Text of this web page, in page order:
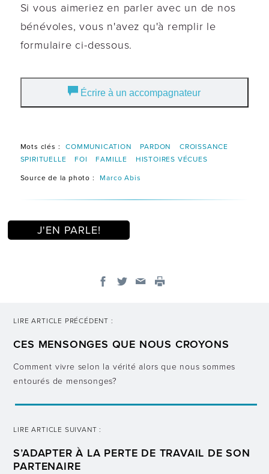
Si vous aimeriez en parler avec un de nos
bénévoles, vous n'avez qu'à remplir le
formulaire ci-dessous.
Écrire à un accompagnateur
Mots clés : COMMUNICATION PARDON
CROISSANCE
SPIRITUELLE
FOI FAMILLE HISTOIRES VÉCUES
Source de la photo : Marco Abis
J'EN PARLE!
LIRE ARTICLE PRÉCÉDENT :
CES MENSONGES QUE NOUS CROYONS
Comment vivre selon la vérité alors que nous sommes
entourés de mensonges?
LIRE ARTICLE SUIVANT :
S’ADAPTER À LA PERTE DE TRAVAIL DE SON
PARTENAIRE